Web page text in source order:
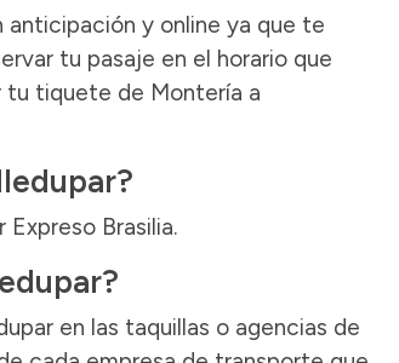
anticipación y online ya que te
tu pasaje en el horario que
tu tiquete de Montería a
Brasilia.
en las taquillas o agencias de